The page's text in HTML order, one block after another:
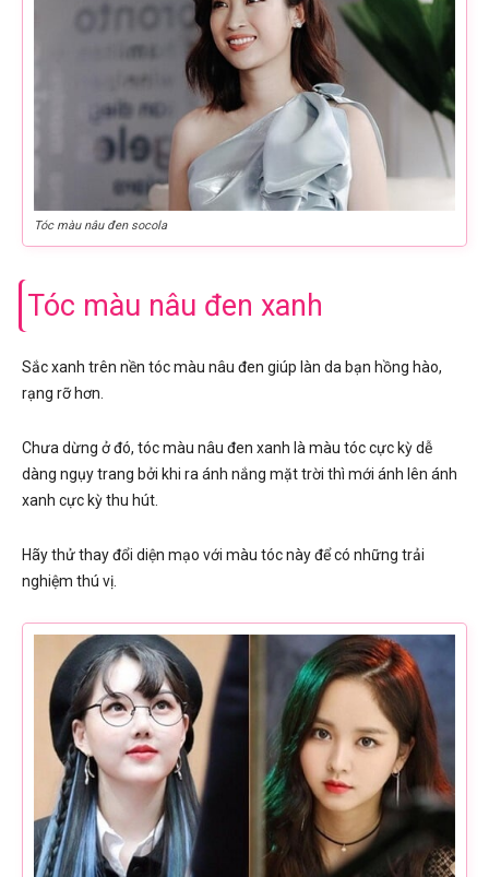
Tóc màu nâu đen socola
Tóc màu nâu đen xanh
Sắc xanh trên nền tóc màu nâu đen giúp làn da bạn hồng hào,
rạng rỡ hơn.
Chưa dừng ở đó, tóc màu nâu đen xanh là màu tóc cực kỳ dễ
dàng ngụy trang bởi khi ra ánh nắng mặt trời thì mới ánh lên ánh
xanh cực kỳ thu hút.
Hãy thử thay đổi diện mạo với màu tóc này để có những trải
nghiệm thú vị.